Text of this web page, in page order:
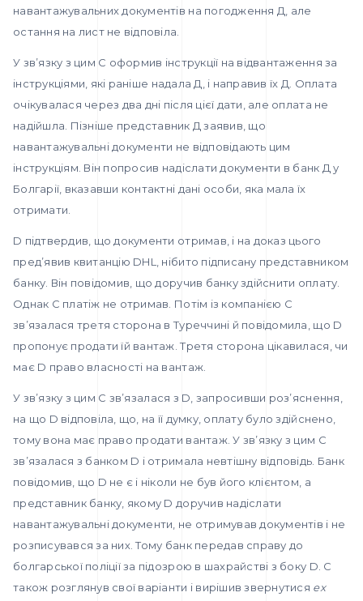
навантажувальних документів на погодження Д, але
остання на лист не відповіла.
У зв’язку з цим С оформив інструкції на відвантаження за
інструкціями, які раніше надала Д, і направив їх Д. Оплата
очікувалася через два дні після цієї дати, але оплата не
надійшла. Пізніше представник Д заявив, що
навантажувальні документи не відповідають цим
інструкціям. Він попросив надіслати документи в банк Д у
Болгарії, вказавши контактні дані особи, яка мала їх
отримати.
D підтвердив, що документи отримав, і на доказ цього
пред’явив квитанцію DHL, нібито підписану представником
банку. Він повідомив, що доручив банку здійснити оплату.
Однак С платіж не отримав. Потім із компанією C
зв’язалася третя сторона в Туреччині й повідомила, що D
пропонує продати їй вантаж. Третя сторона цікавилася, чи
має D право власності на вантаж.
У зв’язку з цим C зв’язалася з D, запросивши роз’яснення,
на що D відповіла, що, на її думку, оплату було здійснено,
тому вона має право продати вантаж. У зв’язку з цим C
зв’язалася з банком D і отримала невтішну відповідь. Банк
повідомив, що D не є і ніколи не був його клієнтом, а
представник банку, якому D доручив надіслати
навантажувальні документи, не отримував документів і не
розписувався за них. Тому банк передав справу до
болгарської поліції за підозрою в шахрайстві з боку D. С
також розглянув свої варіанти і вирішив звернутися ex